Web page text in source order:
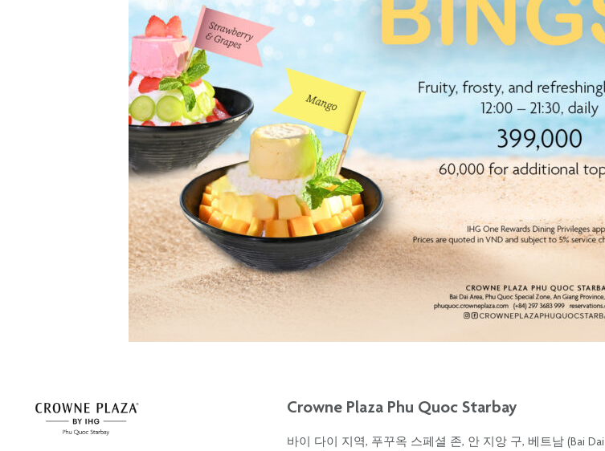
Crowne Plaza Phu Quoc Starbay
바이 다이 지역, 푸꾸옥 스페셜 존, 안 지앙 구, 베트남 (Bai Dai